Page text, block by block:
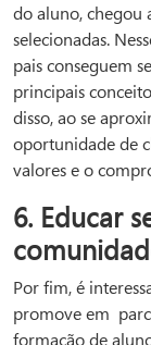
do aluno, chegou
selecionadas.
pais conseguem
principais
disso, ao se
oportunidade de
valores e o
6. Educar
Por fim, é
promove em
formação de